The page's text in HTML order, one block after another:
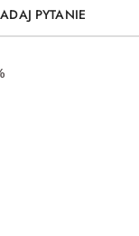
PYTANIE